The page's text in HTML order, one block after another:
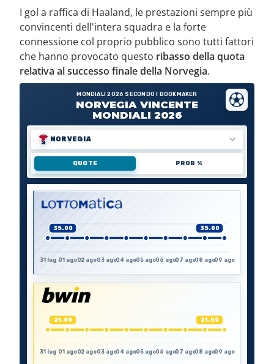
I gol a raffica di Haaland, le prestazioni sempre più
convincenti dell'intera squadra e la forte
connessione col proprio pubblico sono tutti fattori
che hanno provocato questo ribasso della quota
relativa al successo finale della Norvegia.